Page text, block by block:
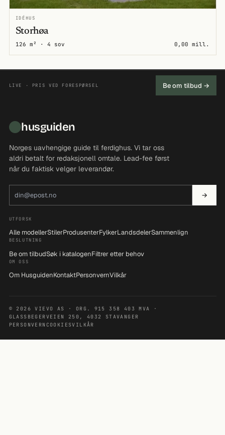
IDÉHUS
Storhøa
126 m² · 4 sov 0,00 mill.
LIVE · PRIS VED FORESPØRSEL Be om tilbud →
husguiden
Norges uavhengige guide til ferdighus. Vi tar oss
aldri betalt for redaksjonell omtale. Lead-fee først
når du faktisk velger leverandør.
→
UTFORSK
Alle modellerStilerProdusenterFylkerLandsdelerSammenlign
BESLUTNING
Be om tilbudSøk i katalogenFiltrer etter behov
OM OSS
Om HusguidenKontaktPersonvernVilkår
© 2026 VIEVO AS · ORG. 915 358 403 MVA ·
GLASSBEGERVEIEN 250, 4032 STAVANGER
PERSONVERN COOKIESVILKÅR